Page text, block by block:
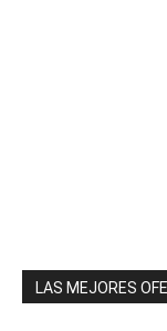
LAS MEJORES